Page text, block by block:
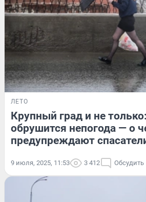
ЛЕТО
Крупный град и не
обрушится непогода — о
предупреждают
9 июля, 2025, 11:53 3 412 Обсудить